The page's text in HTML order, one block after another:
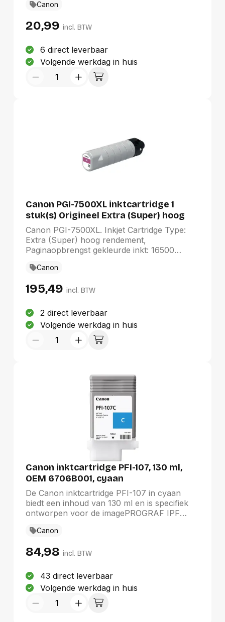
Canon
20,99 incl. BTW
6 direct leverbaar
Volgende werkdag in huis
Canon PGI-7500XL inktcartridge 1
stuk(s) Origineel Extra (Super) hoog
rendement Magenta
Canon PGI-7500XL. Inkjet Cartridge Type:
Extra (Super) hoog rendement,
Paginaopbrengst gekleurde inkt: 16500
verpakking: 1 stuk(s)
Canon
195,49 incl. BTW
2 direct leverbaar
Volgende werkdag in huis
Canon inktcartridge PFI-107, 130 ml,
OEM 6706B001, cyaan
De Canon inktcartridge PFI-107 in cyaan
biedt een inhoud van 130 ml en is specifiek
ontworpen voor de imagePROGRAF IPF
cartridge garandeert optimale prestaties en
professionele afdrukken mogelijk zijn. Ideaal
toepassingen, staat Canon bekend om zijn
betrouwbaarheid en kwaliteit, die voldoen
aan de hoogste standaarden.
Canon
84,98 incl. BTW
43 direct leverbaar
Volgende werkdag in huis